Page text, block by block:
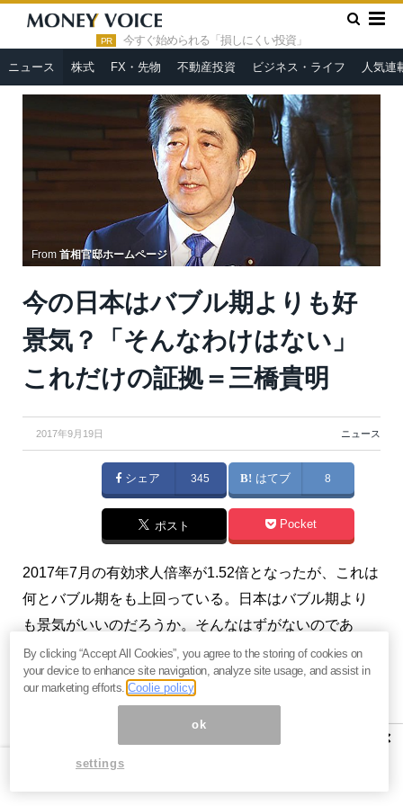
PR 今すぐ始められる「損しにくい投資」
ニュース 株式 FX・先物 不動産投資 ビジネス・ライフ 人気連
HOME » ニュース »
今の日本はバブル期よりも好景気？「そん
なわけはない」これだけの証拠＝三橋貴明
From 首相官邸ホームページ
今の日本はバブル期よりも好
景気？「そんなわけはない」
これだけの証拠＝三橋貴明
2017年9月19日 ニュース
シェア 345 はてブ 8
ポスト Pocket
2017年7月の有効求人倍率が1.52倍となったが、これは
何とバブル期をも上回っている。日本はバブル期より
も景気がいいのだろうか。そんなはずがないのであ
る。（『週刊三橋貴明 ～新世紀のビッグブラザーへ
～』三橋貴明）
週刊三橋貴明 ～新世紀のビッグブラザ
』 2017年9月16日号の抜粋です。ご興味を持た
れた方はぜひこの機会にバックナンバー含め
べて無料のお試し購読をどうぞ。
×
By clicking “Accept All Cookies”, you agree to the storing of cookies on
your device to enhance site navigation, analyze site usage, and assist in
our marketing efforts.Coolie policy
ok
settings